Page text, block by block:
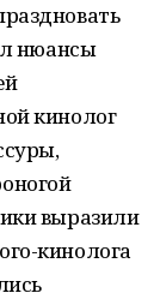
нюансы
кинолог
выразили
кинолога